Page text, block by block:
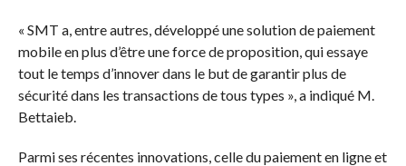
« SMT a, entre autres, développé une solution de paiement
mobile en plus d’être une force de proposition, qui essaye
tout le temps d’innover dans le but de garantir plus de
sécurité dans les transactions de tous types », a indiqué M.
Bettaieb.
Parmi ses récentes innovations, celle du paiement en ligne et